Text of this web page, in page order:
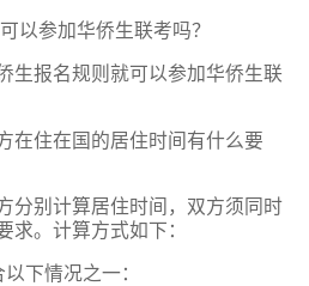
以参加华侨生联考吗？
生报名规则就可以参加华侨生联
在住在国的居住时间有什么要
分别计算居住时间，双方须同时
求。计算方式如下：
下情况之一：